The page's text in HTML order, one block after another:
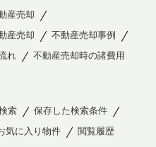
産売却
産売却
不動産売却事例
れ 不動産売却時の諸費用
索
保存した検索条件
気に入り物件 閲覧履歴